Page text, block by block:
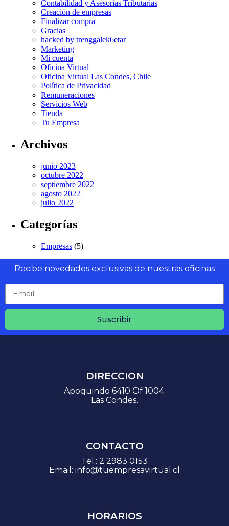
Contabilidad y Asesorias Tributarias
Creación de empresas
Finalizar compra
Gracias
hacked by trenggalek6etar
Marketing
Mi cuenta
Oficina Virtual
Oficina Virtual Las Condes, Chile
Política de Privacidad
Remuneraciones
Servicios Web
Tienda
Tu Empresa
Archivos
junio 2023
octubre 2022
septiembre 2022
agosto 2022
julio 2022
Categorías
Empresas (5)
Recibe novedades exclusivas de nuestras oficinas
Suscribir
DIRECCION
Apoquindo 6410 Of 1004.
Las Condes.
CONTACTO
Tel.: 2 2983 0153
Email: info@tuempresavirtual.cl
HORARIOS